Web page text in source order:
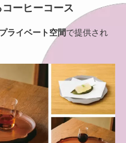
ーヒーコース
ライベート空間で提供され